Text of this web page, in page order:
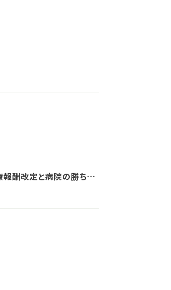
報酬改定と病院の勝ち残